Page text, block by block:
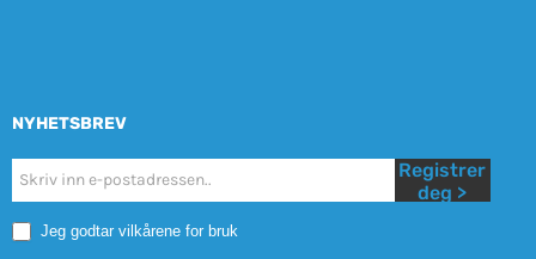
NYHETSBREV
Nyhetsbrev
Mobile
Registrer
deg >
Jeg godtar vilkårene for bruk